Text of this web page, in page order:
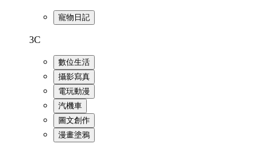
寵物日記
3C
數位生活
攝影寫真
電玩動漫
汽機車
圖文創作
漫畫塗鴉